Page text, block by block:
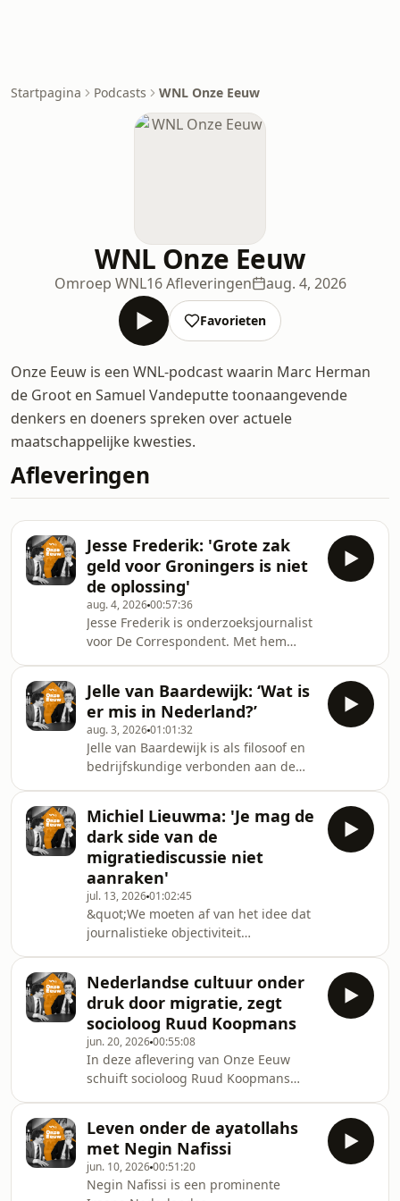
Startpagina Podcasts WNL Onze Eeuw
WNL Onze Eeuw
Omroep WNL16 Afleveringen aug. 4, 2026
Favorieten
Onze Eeuw is een WNL-podcast waarin Marc Herman
de Groot en Samuel Vandeputte toonaangevende
denkers en doeners spreken over actuele
maatschappelijke kwesties.
Afleveringen
Jesse Frederik: 'Grote zak
geld voor Groningers is niet
de oplossing'
aug. 4, 202600:57:36
Jesse Frederik is onderzoeksjournalist
voor De Correspondent. Met hem
gasboringen in Groningen,
toeslagenaffaire en misvattingen in
de politicologie.Tijdscodes:Waan van
de week:
00:00Onderzoeksjournalistiek: 03:00
Waarom geloven we rechtse
stemmers niet?: 06:30Heilige huisjes
in de sociale wetenschap: 17:20
Aardbevingen in Groningen: het
Jelle van Baardewijk: ‘Wat is
er mis in Nederland?’
aug. 3, 202601:01:32
Jelle van Baardewijk is als filosoof en
bedrijfskundige verbonden aan de
Baardewijk is daarnaast presentator
bij De Nieuwe Wereld. Tijdscodes:0:00
Waan van de week 6:08 Wat is er mis
in Nederland? 16:30 Sociale media
26:00 Sneeuwbaleffect
middelmatigen28:30 AI 41:00
activisme als nieuwe zingeving 47:12
Oude Wijsheid: muscular christian
Michiel Lieuwma: 'Je mag de
dark side van de
migratiediscussie niet
aanraken'
jul. 13, 202601:02:45
&quot;We moeten af van het idee dat
journalistieke objectiviteit
Lieuwma in de WNL-podcast Onze
Eeuw met journalisten Samuel
Vandeputte en Marc Herman de
Groot. Steun WNL, word lid! Ga naar:
https://www.steunwnl.tv/Meer van
WNL vind je op onze website en
sociale media:► Website:
https://www.wnl.tv ► Facebook:
/ omroepwnl ►
Nederlandse cultuur onder
druk door migratie, zegt
socioloog Ruud Koopmans
jun. 20, 202600:55:08
In deze aflevering van Onze Eeuw
schuift socioloog Ruud Koopmans
verloren aan de Nederlandse
identiteit door het
migratiebeleid.Tijdscodes:0:00
Manosphere bestaat niet10:49
Leven onder de ayatollahs
met Negin Nafissi
jun. 10, 202600:51:20
Negin Nafissi is een prominente